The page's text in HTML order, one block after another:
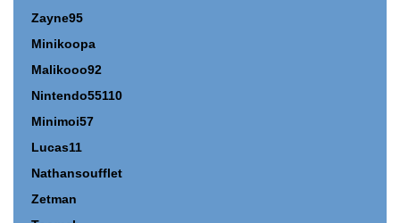
Zayne95
Minikoopa
Malikooo92
Nintendo55110
Minimoi57
Lucas11
Nathansoufflet
Zetman